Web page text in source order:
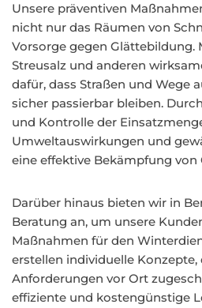
Unsere präventiven
nicht nur das Räumen von
Vorsorge gegen Glättebildung.
Streusalz und anderen
dafür, dass Straßen und Wege
sicher passierbar bleiben.
und Kontrolle der
Umweltauswirkungen und
eine effektive Bekämpfung von
Darüber hinaus bieten wir in
Beratung an, um unsere
Maßnahmen für den
erstellen individuelle Konzepte,
Anforderungen vor Ort
effiziente und kostengünstige